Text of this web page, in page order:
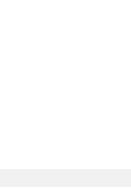
広
女